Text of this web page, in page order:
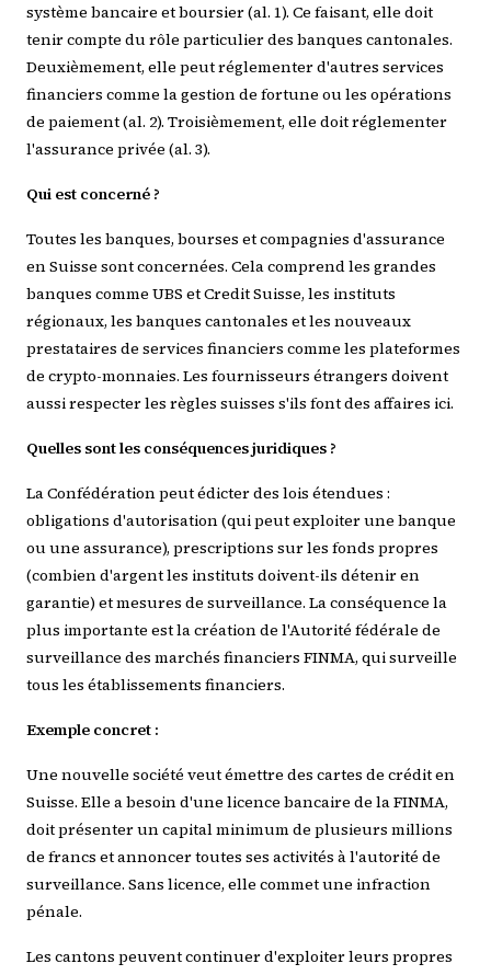
système bancaire et boursier (al. 1). Ce faisant, elle doit
tenir compte du rôle particulier des banques cantonales.
Deuxièmement, elle peut réglementer d'autres services
financiers comme la gestion de fortune ou les opérations
de paiement (al. 2). Troisièmement, elle doit réglementer
l'assurance privée (al. 3).
Qui est concerné ?
Toutes les banques, bourses et compagnies d'assurance
en Suisse sont concernées. Cela comprend les grandes
banques comme UBS et Credit Suisse, les instituts
régionaux, les banques cantonales et les nouveaux
prestataires de services financiers comme les plateformes
de crypto-monnaies. Les fournisseurs étrangers doivent
aussi respecter les règles suisses s'ils font des affaires ici.
Quelles sont les conséquences juridiques ?
La Confédération peut édicter des lois étendues :
obligations d'autorisation (qui peut exploiter une banque
ou une assurance), prescriptions sur les fonds propres
(combien d'argent les instituts doivent-ils détenir en
garantie) et mesures de surveillance. La conséquence la
plus importante est la création de l'Autorité fédérale de
surveillance des marchés financiers FINMA, qui surveille
tous les établissements financiers.
Exemple concret :
Une nouvelle société veut émettre des cartes de crédit en
Suisse. Elle a besoin d'une licence bancaire de la FINMA,
doit présenter un capital minimum de plusieurs millions
de francs et annoncer toutes ses activités à l'autorité de
surveillance. Sans licence, elle commet une infraction
pénale.
Les cantons peuvent continuer d'exploiter leurs propres